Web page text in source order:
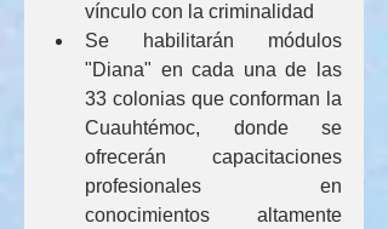
vínculo con la criminalidad
Se habilitarán módulos
"Diana" en cada una de las
33 colonias que conforman la
Cuauhtémoc, donde se
ofrecerán capacitaciones
profesionales en
conocimientos altamente